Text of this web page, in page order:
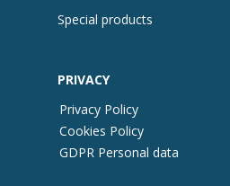
Special products
PRIVACY
Privacy Policy
Cookies Policy
GDPR Personal data